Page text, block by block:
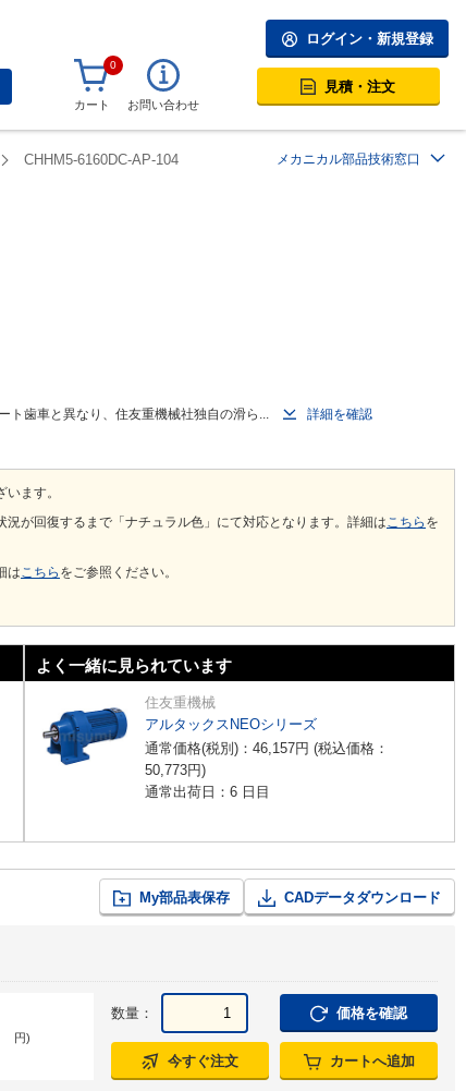
ログイン・新規登録
0
カート お問い合わせ
見積・注文
CHHM5-6160DC-AP-104 メカニカル部品技術窓口
ト歯車と異なり、住友重機械社独自の滑ら...
詳細を確認
ます。
が回復するまで「ナチュラル色」にて対応となります。詳細はこちら を
はこちら をご参照ください。
よく一緒に見られています
住友重機械
アルタックスNEOシリーズ
通常価格(税別)： 46,157円 (税込価格：
50,773円)
通常出荷日：6 日目
My部品表保存 CADデータダウンロード
円)
数量： 価格を確認
今すぐ注文 カートへ追加